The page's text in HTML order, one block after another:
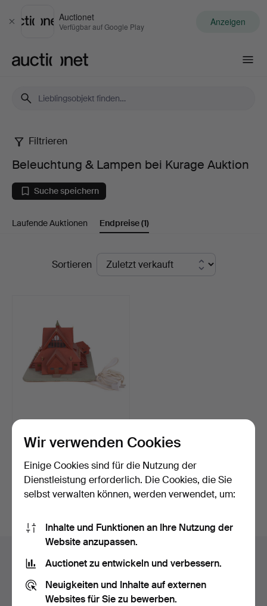
Schließen
Auctionet
Verfügbar auf Google Play Anzeigen
Beleuchtung
Lampen
bei
Kurage
Filtrieren
Beleuchtung & Lampen bei Kurage Auktion
Suche speichern
Laufende Auktionen Endpreise(1)
EndpreiseSortieren
Kirche, 1970er Jahre.
Beendet 7. Jun 2026
24 Gebote
380 USD
Sie suchen in unserem Archiv der beendeten
Auktionen.
Wir verwenden Cookies
Einige Cookies sind für die Nutzung der
Dienstleistung erforderlich. Die Cookies, die Sie
selbst verwalten können, werden verwendet, um:
Inhalte und Funktionen an Ihre Nutzung der
Website anzupassen.
Auctionet zu entwickeln und verbessern.
Neuigkeiten und Inhalte auf externen
Websites für Sie zu bewerben.